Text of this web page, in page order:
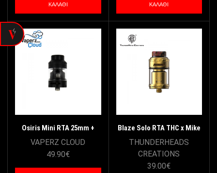
ΚΑΛΆΘΙ
ΚΑΛΆΘΙ
Osiris Mini RTA 25mm +
Pyrex Bubble by Vaperz
Cloud – Black
VAPERZ CLOUD
49.90€
Blaze Solo RTA THC x Mike
Vapes – Gold
THUNDERHEADS
CREATIONS
39.00€